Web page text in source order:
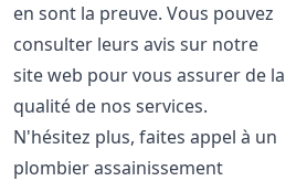
en sont la preuve. Vous pouvez
consulter leurs avis sur notre
site web pour vous assurer de la
qualité de nos services.
N'hésitez plus, faites appel à un
plombier assainissement